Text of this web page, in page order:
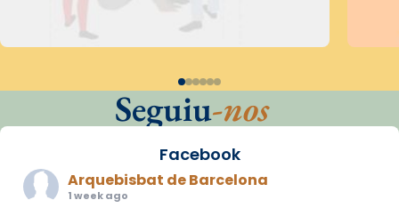
Seguiu-nos
Facebook
Arquebisbat de Barcelona
1 week ago